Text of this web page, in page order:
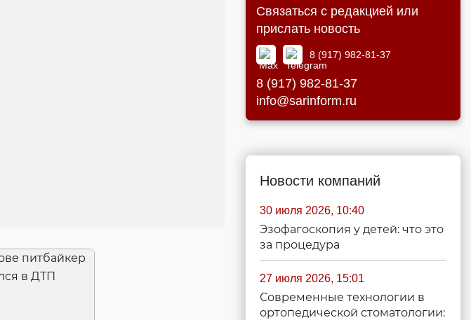
Связаться с редакцией или
прислать новость
8 (917) 982-81-37
8 (917) 982-81-37
info@sarinform.ru
Новости компаний
30 июля 2026, 10:40
Эзофагоскопия у детей: что это
за процедура
27 июля 2026, 15:01
Современные технологии в
ортопедической стоматологии: